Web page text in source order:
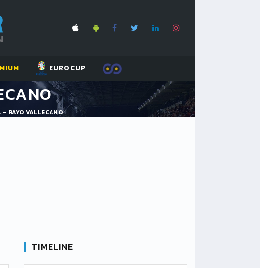
EUROCUP
- RAYO VALLECANO
TIMELINE